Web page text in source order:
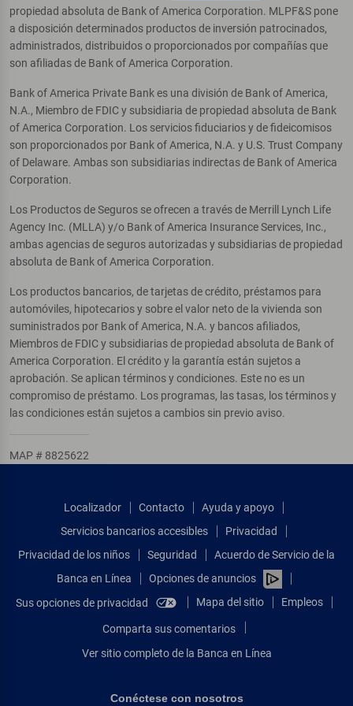
propiedad absoluta de Bank of America Corporation. MLPF&S pone
a disposición determinados productos de inversión patrocinados,
administrados, distribuidos o proporcionados por compañías que
son afiliadas de Bank of America Corporation.
Bank of America Private Bank es una división de Bank of America,
N.A., Miembro de FDIC y subsidiaria de propiedad absoluta de Bank
of America Corporation. Los servicios fiduciarios y de fideicomisos
son proporcionados por Bank of America, N.A. y U.S. Trust Company
of Delaware. Ambas son subsidiarias indirectas de Bank of America
Corporation.
Los Productos de Seguros se ofrecen a través de Merrill Lynch Life
Agency Inc. (MLLA) y/o Bank of America Insurance Services, Inc.,
ambas agencias de seguros autorizadas y subsidiarias de propiedad
absoluta de Bank of America Corporation.
Los productos bancarios, de tarjetas de crédito, préstamos para
automóviles, hipotecarios y sobre el valor neto de la vivienda son
suministrados por Bank of America, N.A. y bancos afiliados,
Miembros de FDIC y subsidiarias de propiedad absoluta de Bank of
America Corporation. El crédito y la garantía están sujetos a
aprobación. Se aplican términos y condiciones. Este no es un
compromiso de préstamo. Los programas, las tasas, los términos y
las condiciones están sujetos a cambios sin previo aviso.
MAP # 8825622
Localizador Contacto
Ayuda y apoyo
Servicios bancarios accesibles
Privacidad
Privacidad de los niños
Seguridad
Acuerdo de Servicio de la
Banca en Línea
Opciones de anuncios
Sus opciones de privacidad
Mapa del sitio Empleos
Comparta sus comentarios
Ver sitio completo de la Banca en Línea
Conéctese con nosotros